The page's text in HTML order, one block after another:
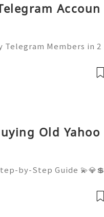
Accoun
Members in 2
and networking. W
Old Yahoo
by-Step Guide 💫💎💲
@usa
💫💎💲💫🌐✨